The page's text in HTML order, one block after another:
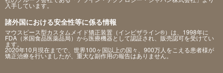
入手しています。
諸外国における安全性等に係る情報
マウスピース型カスタムメイド矯正装置（インビザライン®）は、1998年に
FDA（米国食品医薬品局）から医療機器として認証され、販売認可を受けてい
ます。
2020年10月現在までで、世界100ヶ国以上の国々、900万人をこえる患者様が
矯正治療を行いましたが、重大な副作用の報告はありません。